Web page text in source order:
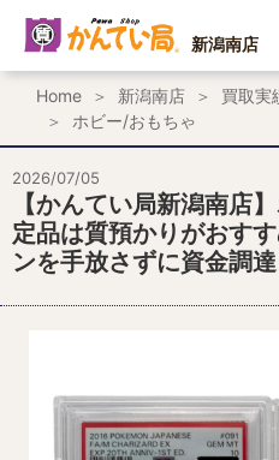
ス
プ
新潟南店
Home 新潟南店 買取実
ホビー/おもちゃ
2026/07/05
【かんてい局新潟南店
定品は質預かりがおす
ンを手放さずに資金調達